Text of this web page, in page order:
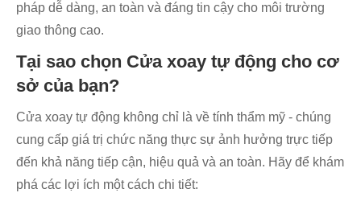
pháp dễ dàng, an toàn và đáng tin cậy cho môi trường
giao thông cao.
Tại sao chọn Cửa xoay tự động cho cơ
sở của bạn?
Cửa xoay tự động không chỉ là về tính thẩm mỹ - chúng
cung cấp giá trị chức năng thực sự ảnh hưởng trực tiếp
đến khả năng tiếp cận, hiệu quả và an toàn. Hãy để khám
phá các lợi ích một cách chi tiết: